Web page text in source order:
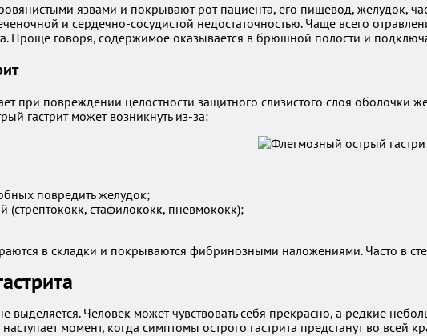
язвами и покрывают рот пациента, его пищевод, желудок,
и сердечно-сосудистой недостаточностью. Чаще всего
Проще говоря, содержимое оказывается в брюшной полости и
при повреждении целостности защитного слизистого слоя оболочки
гастрит может возникнуть из-за:
повредить желудок;
стафилококк, пневмококк);
в складки и покрываются фибринозными наложениями. Часто в
выделяется. Человек может чувствовать себя прекрасно, а редкие
момент, когда симптомы острого гастрита предстанут во всей